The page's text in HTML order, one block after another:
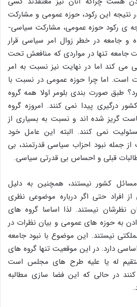
نتیجه این رکود، حوزه عمومی و مشارکت
ی رکود حوزه عمومی، مشارکت سیاسی-
و جامعه در خطر زوال امر سیاسی قرار
جامعه تنها در مواردی که منافعش تحت
می کند اما در نهایت نیز نسبت به امر
است. اما چرا حوزه عمومی در نسبت با
طبق صورت بندی بلومر اولا همه گروه
درگیری پیدا نمی کنند. امروزه گروه
گریز شده اند و نسبت به بسیاری از
نمی کنند. البته این عامل خود
جمله نبود احزاب سیاسی قدرتمند، بی
قبلی و احساس بی قدرتی سیاسی.
کشور نیستند، همچنین به دلیل
از افراد حتی اگر درباره موضوعی نظری
نظرشان نیستند. لذا اساسا گروه های
به حوزه های عمومی و بیان نظرات در
نیستند. این موضوع با نبود جامعه
دارد. در این موقعیت تنها گروه های
له یا علیه طرح های مجلس است
در حالی که این فضا سازی مطالبه